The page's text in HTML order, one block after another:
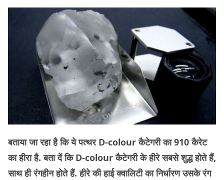
बताया जा रहा है कि ये पत्थर D-colour कैटेगरी का 910 कैरेट
का हीरा है. बता दें कि D-colour कैटेगरी के हीरे सबसे शुद्ध होते हैं,
साथ ही रंगहीन होते हैं. हीरे की हाई क्वालिटी का निर्धारण उसके रंग